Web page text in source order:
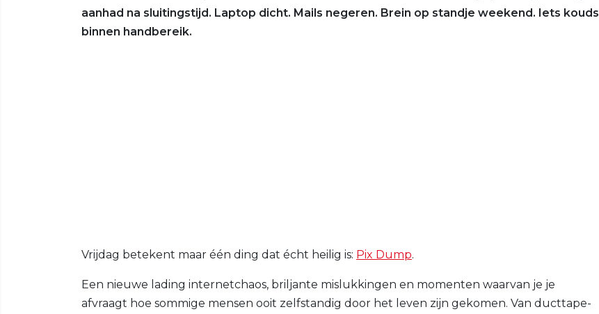
aanhad na sluitingstijd. Laptop dicht. Mails negeren. Brein op standje weekend. Iets kouds
binnen handbereik.
Vrijdag betekent maar één ding dat écht heilig is: Pix Dump.
Een nieuwe lading internetchaos, briljante mislukkingen en momenten waarvan je je
afvraagt hoe sommige mensen ooit zelfstandig door het leven zijn gekomen. Van ducttape-